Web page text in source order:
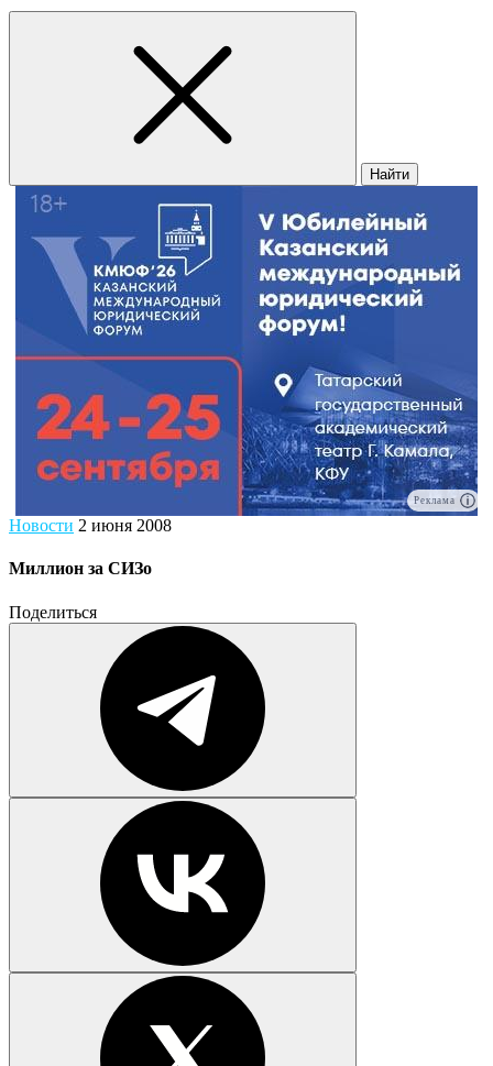
Найти
Реклама
Новости 2 июня 2008
Миллион за СИЗо
Поделиться